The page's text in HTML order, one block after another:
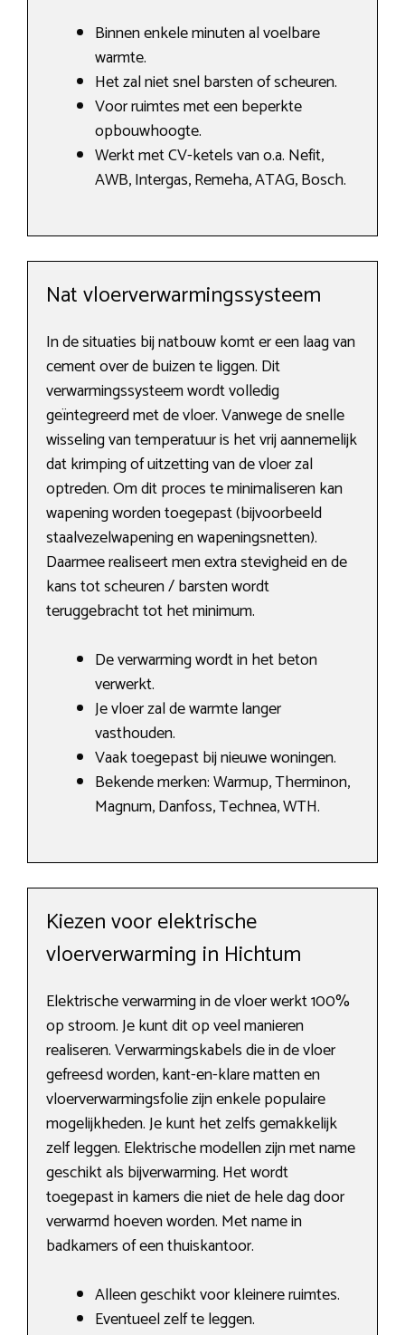
Binnen enkele minuten al voelbare
warmte.
Het zal niet snel barsten of scheuren.
Voor ruimtes met een beperkte
opbouwhoogte.
Werkt met CV-ketels van o.a. Nefit,
AWB, Intergas, Remeha, ATAG, Bosch.
Nat vloerverwarmingssysteem
In de situaties bij natbouw komt er een laag van
cement over de buizen te liggen. Dit
verwarmingssysteem wordt volledig
geïntegreerd met de vloer. Vanwege de snelle
wisseling van temperatuur is het vrij aannemelijk
dat krimping of uitzetting van de vloer zal
optreden. Om dit proces te minimaliseren kan
wapening worden toegepast (bijvoorbeeld
staalvezelwapening en wapeningsnetten).
Daarmee realiseert men extra stevigheid en de
kans tot scheuren / barsten wordt
teruggebracht tot het minimum.
De verwarming wordt in het beton
verwerkt.
Je vloer zal de warmte langer
vasthouden.
Vaak toegepast bij nieuwe woningen.
Bekende merken: Warmup, Therminon,
Magnum, Danfoss, Technea, WTH.
Kiezen voor elektrische
vloerverwarming in Hichtum
Elektrische verwarming in de vloer werkt 100%
op stroom. Je kunt dit op veel manieren
realiseren. Verwarmingskabels die in de vloer
gefreesd worden, kant-en-klare matten en
vloerverwarmingsfolie zijn enkele populaire
mogelijkheden. Je kunt het zelfs gemakkelijk
zelf leggen. Elektrische modellen zijn met name
geschikt als bijverwarming. Het wordt
toegepast in kamers die niet de hele dag door
verwarmd hoeven worden. Met name in
badkamers of een thuiskantoor.
Alleen geschikt voor kleinere ruimtes.
Eventueel zelf te leggen.